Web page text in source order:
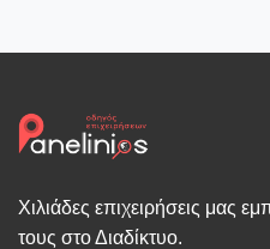
Χιλιάδες επιχειρήσεις μας
τους στο Διαδίκτυο.